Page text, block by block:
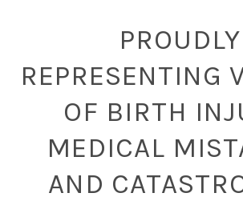
PROUDLY
REPRESENTING
OF BIRTH
MEDICAL
AND